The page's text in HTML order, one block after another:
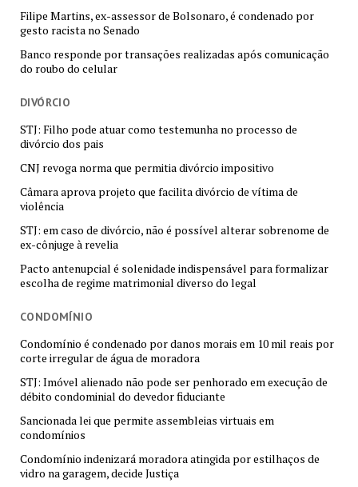
Filipe Martins, ex-assessor de Bolsonaro, é condenado por
gesto racista no Senado
Banco responde por transações realizadas após comunicação
do roubo do celular
DIVÓRCIO
STJ: Filho pode atuar como testemunha no processo de
divórcio dos pais
CNJ revoga norma que permitia divórcio impositivo
Câmara aprova projeto que facilita divórcio de vítima de
violência
STJ: em caso de divórcio, não é possível alterar sobrenome de
ex-cônjuge à revelia
Pacto antenupcial é solenidade indispensável para formalizar
escolha de regime matrimonial diverso do legal
CONDOMÍNIO
Condomínio é condenado por danos morais em 10 mil reais por
corte irregular de água de moradora
STJ: Imóvel alienado não pode ser penhorado em execução de
débito condominial do devedor fiduciante
Sancionada lei que permite assembleias virtuais em
condomínios
Condomínio indenizará moradora atingida por estilhaços de
vidro na garagem, decide Justiça